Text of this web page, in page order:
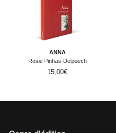
ANNA
Rosie Pinhas-Delpuech
15,00€